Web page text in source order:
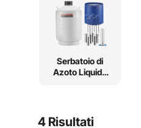
Serbatoio di
Azoto Liquido
4 Risultati